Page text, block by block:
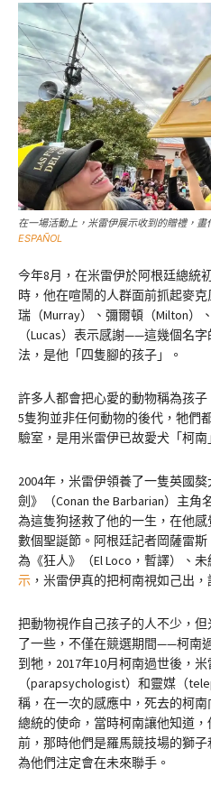
在一場活動上，米雷伊展示收到的贈禮，
ESPAÑOL
今年8月，在米雷伊於阿根廷總統
時，他在喧鬧的人群面前抓起麥
瑞（Murray）、彌爾頓（Milton）
（Lucas）表示感謝——這幾個名
法，是他「四隻腳的孩子」。
許多人都會把心愛的動物稱為孩
5隻狗並非任何動物的後代，牠們
驗室，是用米雷伊已故愛犬「柯
2004年，米雷伊領養了一隻英國
劍》（Conan the Barbarian）主
為這隻狗拯救了他的一生，在他
數個聖誕節。阿根廷記者岡薩雷斯
為《狂人》（El Loco，暫譯）、
示 ，米雷伊真的把柯南視如己出
把動物視作自己孩子的人不少，
了一些，不僅在競選期間——柯南
到牠，2017年10月柯南過世後，
（parapsychologist）和靈媒（
稱，在一次的感應中，死去的柯
總統的使命，當時柯南讓他知道
前，那時他們是羅馬競技場的獅
為他們注定會在未來聯手。